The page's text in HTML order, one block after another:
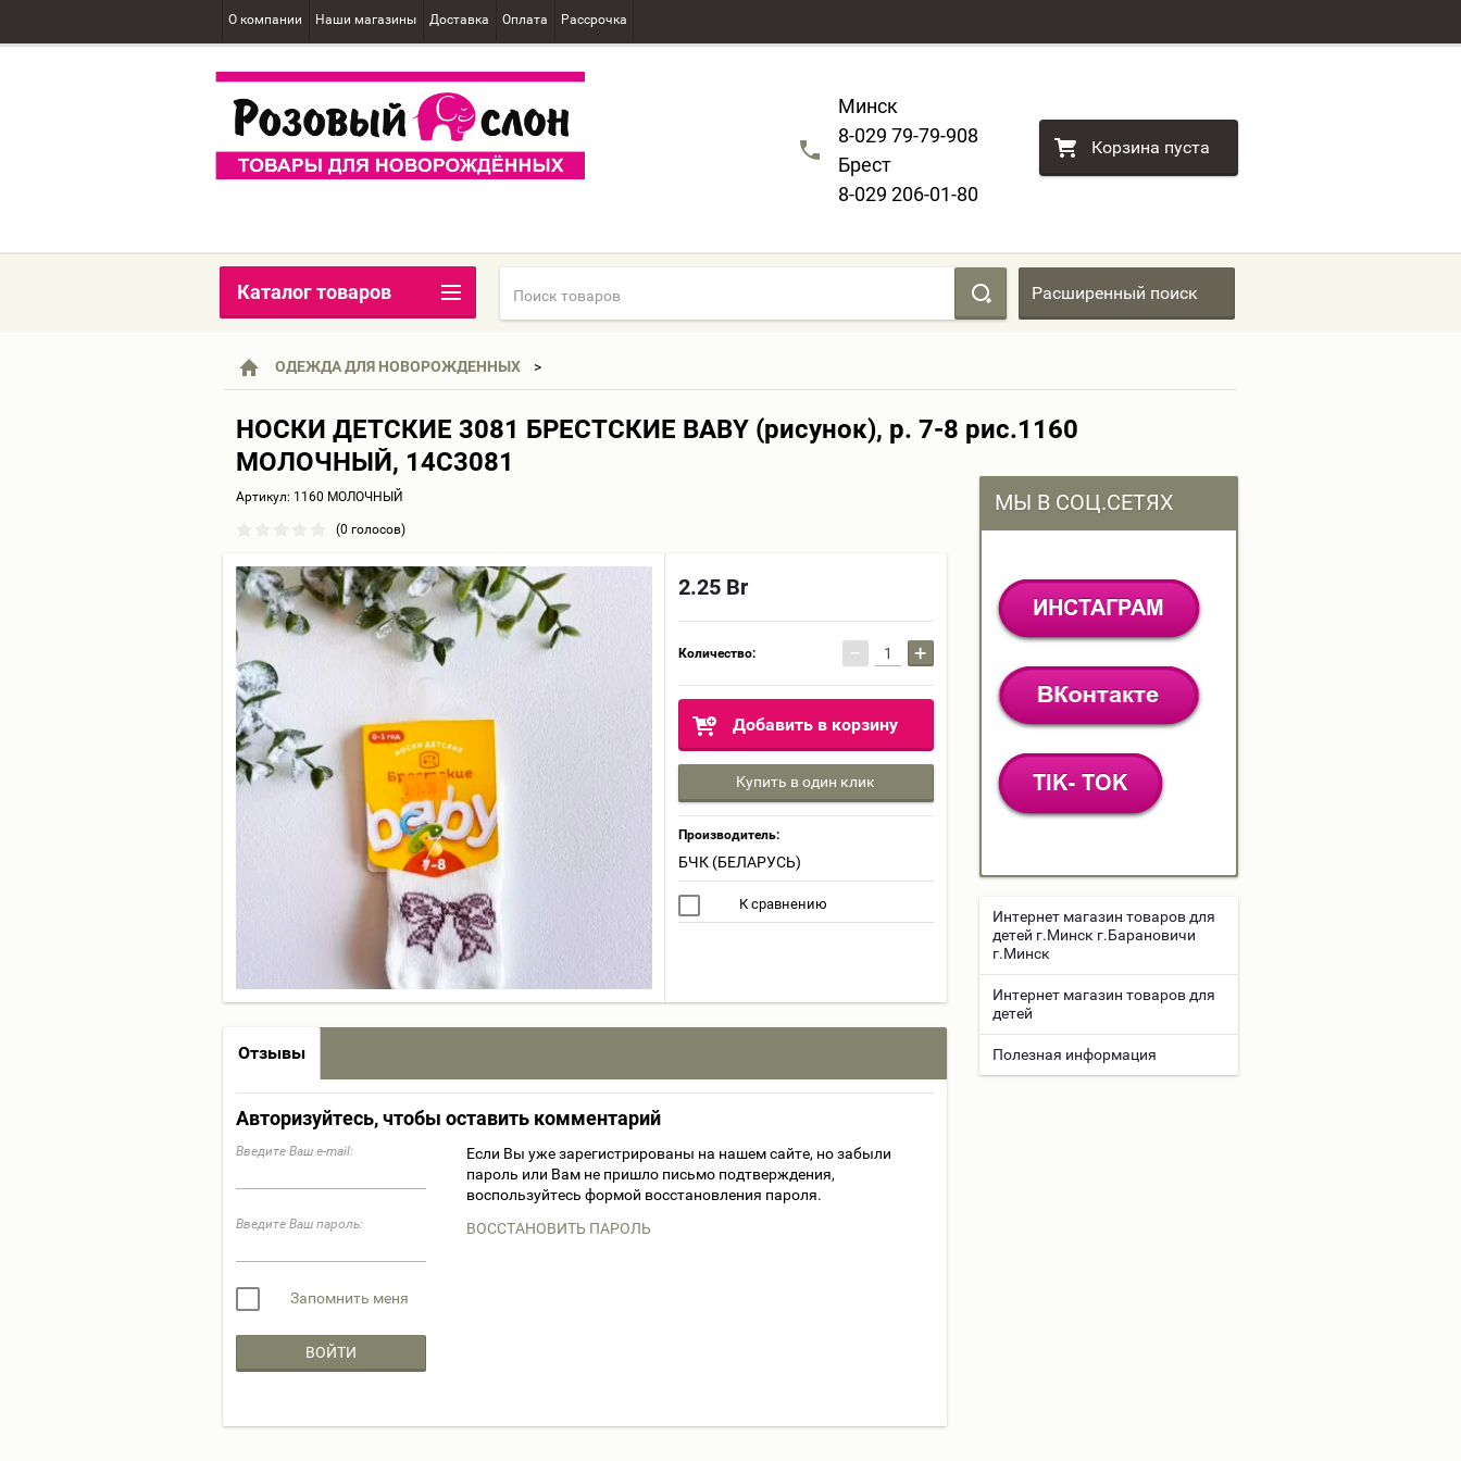
О компании Наши магазины Доставка Оплата Рассрочка
Минск
8-029 79-79-908
Брест
8-029 206-01-80
Корзина пуста
Расширенный поиск
ОДЕЖДА ДЛЯ НОВОРОЖДЕННЫХ
НОСКИ ДЕТСКИЕ 3081 БРЕСТСКИЕ BABY (рисунок), р. 7-8 рис.1160
МОЛОЧНЫЙ, 14С3081
Артикул: 1160 МОЛОЧНЫЙ
(0 голосов)
2.25Br
Количество: − +
Добавить в корзину
Купить в один клик
Производитель:
БЧК (БЕЛАРУСЬ)
К сравнению
Отзывы
Авторизуйтесь, чтобы оставить комментарий
Введите Ваш e-mail:
Введите Ваш пароль:
Запомнить меня
ВОЙТИ
Если Вы уже зарегистрированы на нашем сайте, но забыли
пароль или Вам не пришло письмо подтверждения,
воспользуйтесь формой восстановления пароля.
ВОССТАНОВИТЬ ПАРОЛЬ
Каталог товаров
МЫ В СОЦ.СЕТЯХ
Интернет магазин товаров для
детей г.Минск г.Барановичи
г.Минск
Интернет магазин товаров для
детей
Полезная информация